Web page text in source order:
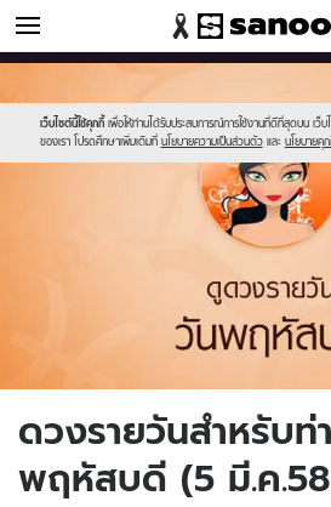
ดูดวง
เว็บไซต์นี้ใช้คุกกี้ เพื่อให้ท่านได้รับประสบการณ์การใช้งานที่ดีที่สุดบน เว็บ
ของเรา โปรดศึกษาเพิ่มเติมที่ นโยบายความเป็นส่วนตัว และ นโยบายคุ
//s.isanook.com/sr/0/images/logo-
new-
sanook.png
//s.isanook.com/ho/0/ud/15/79161/5_thu.jpg
ดวงรายวันสำหรับท่
พฤหัสบดี (5 มี.ค